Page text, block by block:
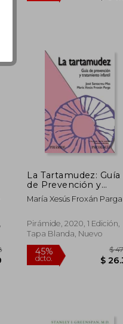
$ 89.65
$ 49.31
40%
dcto.
La Tartamudez: Guía
de Prevención y
Tratamiento Infantil
María Xesús Froxán Parga
Pirámide, 2020, 1 Edición,
Tapa Blanda, Nuevo